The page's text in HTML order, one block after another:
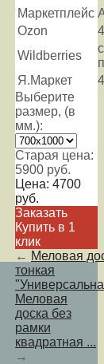
Маркетплейс
Ozon
Wildberries
Я.Маркет
Выберите
размер, (в
мм.):
Старая цена:
5900 руб.
Цена: 4700
руб.
Заказать
Купить в 1
клик
← Меловая
тонкая
Меловая
доска без
рамки
квадратная ...
→